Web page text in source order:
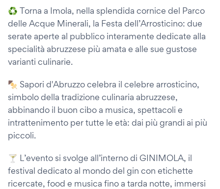
♻ Torna a Imola, nella splendida cornice del Parco
delle Acque Minerali, la Festa dell’Arrosticino: due
serate aperte al pubblico interamente dedicate alla
specialità abruzzese più amata e alle sue gustose
varianti culinarie.
🍢 Sapori d'Abruzzo celebra il celebre arrosticino,
simbolo della tradizione culinaria abruzzese,
abbinando il buon cibo a musica, spettacoli e
intrattenimento per tutte le età: dai più grandi ai più
piccoli.
🍸 L’evento si svolge all’interno di GINIMOLA, il
festival dedicato al mondo del gin con etichette
ricercate, food e musica fino a tarda notte, immersi